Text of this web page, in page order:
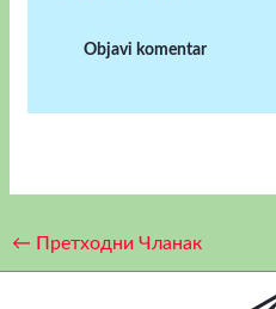
← Претходни Чланак